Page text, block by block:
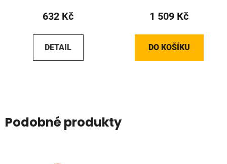
632 Kč
DETAIL
1 509 Kč
DO KOŠÍKU
Podobné produkty